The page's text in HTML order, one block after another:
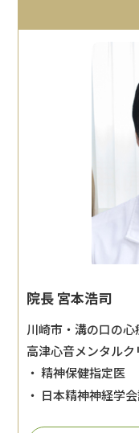
院長 宮本浩司
川崎市・溝の口の
高津心音メンタルク
・ 精神保健指定医
・ 日本精神神経学